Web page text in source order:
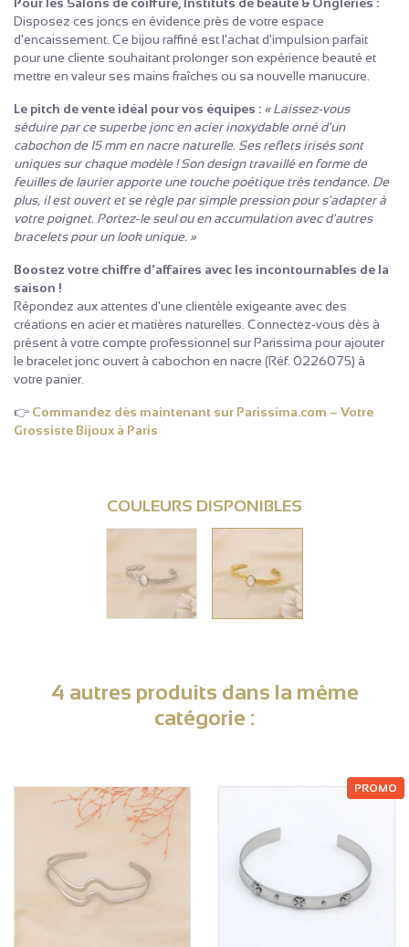
Disposez ces joncs en évidence près de votre espace
d'encaissement. Ce bijou raffiné est l'achat d'impulsion parfait
pour une cliente souhaitant prolonger son expérience beauté et
mettre en valeur ses mains fraîches ou sa nouvelle manucure.
Le pitch de vente idéal pour vos équipes : « Laissez-vous
séduire par ce superbe jonc en acier inoxydable orné d'un
cabochon de 15 mm en nacre naturelle. Ses reflets irisés sont
uniques sur chaque modèle ! Son design travaillé en forme de
feuilles de laurier apporte une touche poétique très tendance. De
plus, il est ouvert et se règle par simple pression pour s'adapter à
votre poignet. Portez-le seul ou en accumulation avec d'autres
bracelets pour un look unique. »
Boostez votre chiffre d'affaires avec les incontournables de la
saison !
Répondez aux attentes d'une clientèle exigeante avec des
créations en acier et matières naturelles. Connectez-vous dès à
présent à votre compte professionnel sur Parissima pour ajouter
le bracelet jonc ouvert à cabochon en nacre (Réf. 0226075) à
votre panier.
👉 Commandez dès maintenant sur Parissima.com – Votre
Grossiste Bijoux à Paris
COULEURS DISPONIBLES
4 autres produits dans la même
catégorie :
PROMO